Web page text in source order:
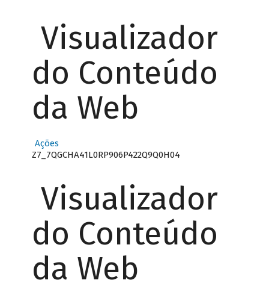
Visualizador
do Conteúdo
da Web
Ações
Z7_7QGCHA41L0RP906P422Q9Q0H04
Visualizador
do Conteúdo
da Web